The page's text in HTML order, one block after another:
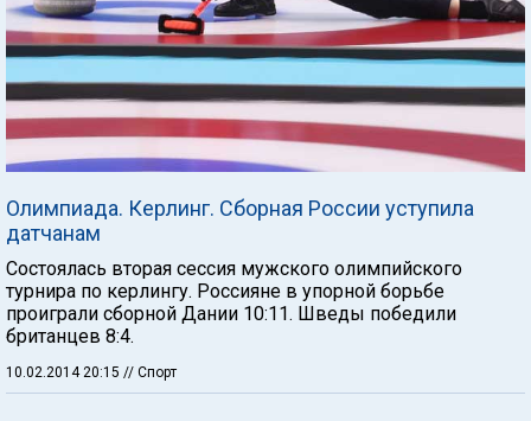
Олимпиада. Керлинг. Сборная России уступила
датчанам
Состоялась вторая сессия мужского олимпийского
турнира по керлингу. Россияне в упорной борьбе
проиграли сборной Дании 10:11. Шведы победили
британцев 8:4.
10.02.2014 20:15 // Спорт